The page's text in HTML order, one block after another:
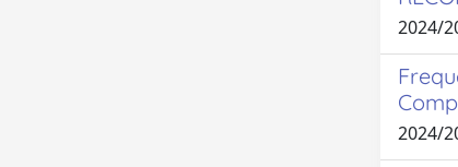
2024/
2024/